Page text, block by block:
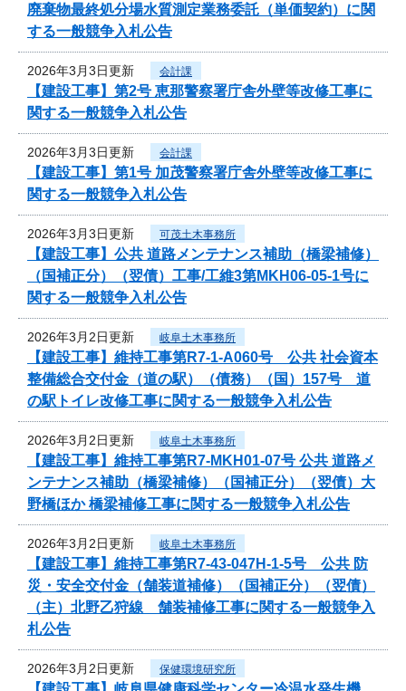
廃棄物最終処分場水質測定業務委託（単価契約）に関
する一般競争入札公告
2026年3月3日更新 会計課
【建設工事】第2号 恵那警察署庁舎外壁等改修工事に
関する一般競争入札公告
2026年3月3日更新 会計課
【建設工事】第1号 加茂警察署庁舎外壁等改修工事に
関する一般競争入札公告
2026年3月3日更新 可茂土木事務所
【建設工事】公共 道路メンテナンス補助（橋梁補修）
（国補正分）（翌債）工事/工維3第MKH06-05-1号に
関する一般競争入札公告
2026年3月2日更新 岐阜土木事務所
【建設工事】維持工事第R7-1-A060号 公共 社会資本
整備総合交付金（道の駅）（債務）（国）157号 道
の駅トイレ改修工事に関する一般競争入札公告
2026年3月2日更新 岐阜土木事務所
【建設工事】維持工事第R7-MKH01-07号 公共 道路メ
ンテナンス補助（橋梁補修）（国補正分）（翌債）大
野橋ほか 橋梁補修工事に関する一般競争入札公告
2026年3月2日更新 岐阜土木事務所
【建設工事】維持工事第R7-43-047H-1-5号 公共 防
災・安全交付金（舗装道補修）（国補正分）（翌債）
（主）北野乙狩線 舗装補修工事に関する一般競争入
札公告
2026年3月2日更新 保健環境研究所